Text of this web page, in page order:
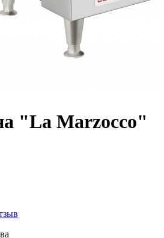
"La Marzocco"